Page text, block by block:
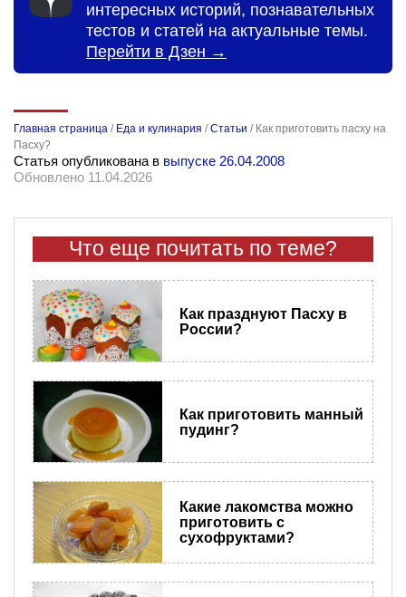
интересных историй, познавательных
тестов и статей на актуальные темы.
Перейти в Дзен →
Главная страница / Еда и кулинария /Статьи / Как приготовить пасху на
Пасху?
Статья опубликована в выпуске 26.04.2008
Обновлено 11.04.2026
Что еще почитать по теме?
Как празднуют Пасху в
России?
Как приготовить манный
пудинг?
Какие лакомства можно
приготовить с
сухофруктами?